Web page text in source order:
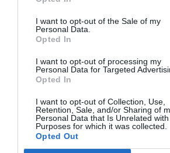
I want to opt-out of the Sale of my
Personal Data.
Opted In
I want to opt-out of processing my
Personal Data for Targeted
Opted In
I want to opt-out of Collection, Use,
Retention, Sale, and/or Sharing of
Personal Data that Is Unrelated
Purposes for which it was collected.
Opted Out
har jag provlagat, skrivit och fotat
kunna laga dem med bästa
Tillbehör och liknande:
RECEPT